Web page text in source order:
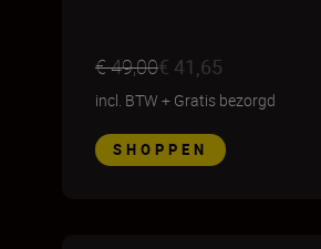
€ 49,00€ 41,65
incl. BTW + Gratis bezorgd
SHOPPEN